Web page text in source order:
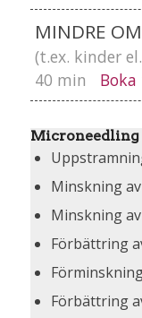
MINDRE
(t.ex. kinder
40 min
Microneedling
Minskning
Minskning
Förbättring
Förbättring